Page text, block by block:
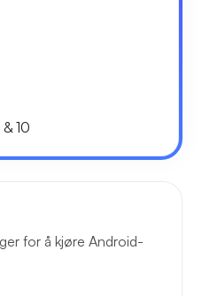
10
for å kjøre Android-